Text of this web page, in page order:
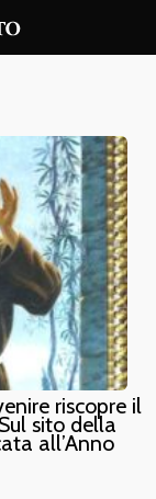
riscopre il
sito della
all’Anno